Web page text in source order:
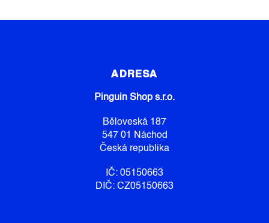
R
K
V
Ý
P
I
U
ADRESA
Pinguin Shop s.r.o.
Běloveská 187
547 01 Náchod
Česká republika
IČ: 05150663
DIČ: CZ05150663